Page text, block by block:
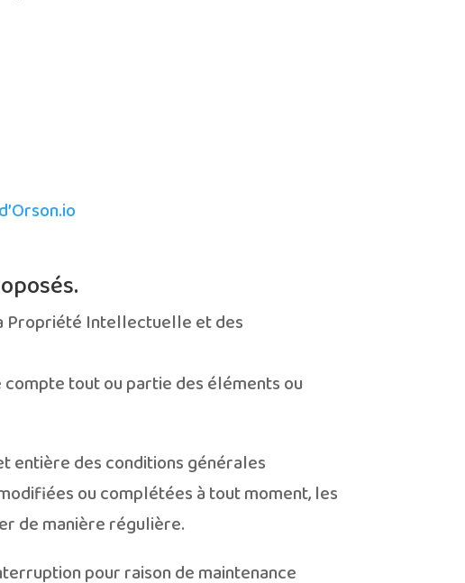
Propriété Intellectuelle et des
tout ou partie des éléments ou
entière des conditions générales
ou complétées à tout moment, les
de manière régulière.
pour raison de maintenance